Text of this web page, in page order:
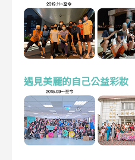
遇見美麗的自己公益彩妝